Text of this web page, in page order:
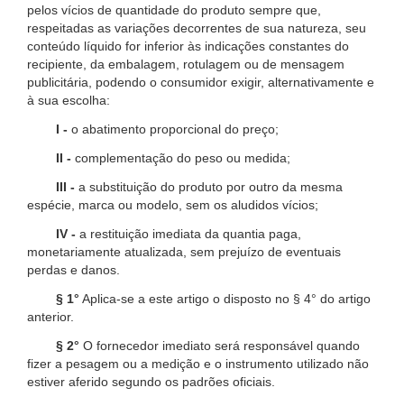
pelos vícios de quantidade do produto sempre que,
respeitadas as variações decorrentes de sua natureza, seu
conteúdo líquido for inferior às indicações constantes do
recipiente, da embalagem, rotulagem ou de mensagem
publicitária, podendo o consumidor exigir, alternativamente e
à sua escolha:
I - o abatimento proporcional do preço;
II - complementação do peso ou medida;
III - a substituição do produto por outro da mesma
espécie, marca ou modelo, sem os aludidos vícios;
IV - a restituição imediata da quantia paga,
monetariamente atualizada, sem prejuízo de eventuais
perdas e danos.
§ 1° Aplica-se a este artigo o disposto no § 4° do artigo
anterior.
§ 2° O fornecedor imediato será responsável quando
fizer a pesagem ou a medição e o instrumento utilizado não
estiver aferido segundo os padrões oficiais.